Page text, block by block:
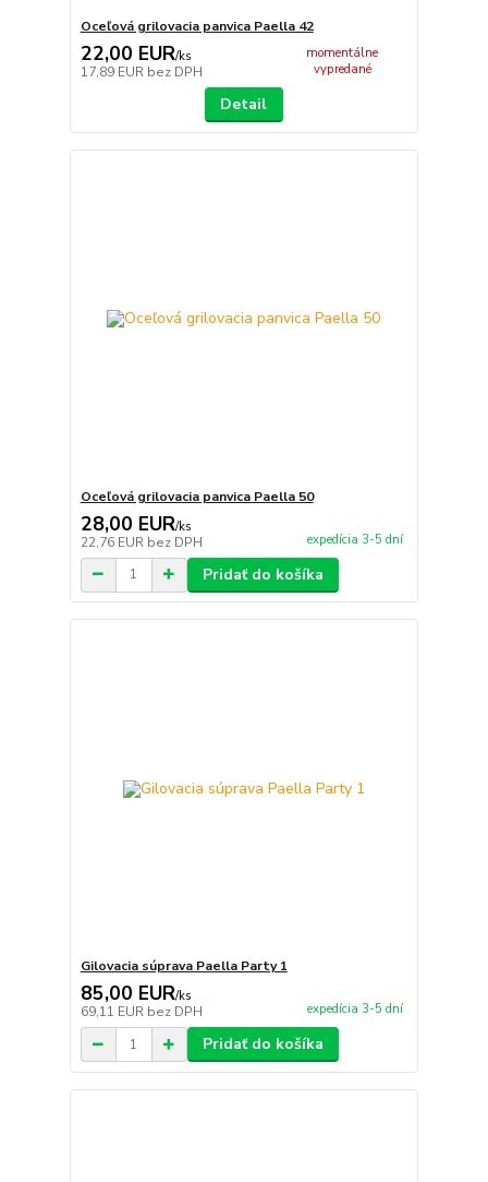
Oceľová grilovacia panvica Paella 42
22,00 EUR/ks
17,89 EUR bez DPH
momentálne
vypredané
Detail
Oceľová grilovacia panvica Paella 50
28,00 EUR/ks
22,76 EUR bez DPH expedícia 3-5 dní
Pridať do košíka
Gilovacia súprava Paella Party 1
85,00 EUR/ks
69,11 EUR bez DPH expedícia 3-5 dní
Pridať do košíka